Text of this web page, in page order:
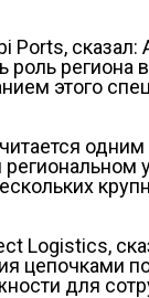
сказал:
региона
этого
цепочками
для